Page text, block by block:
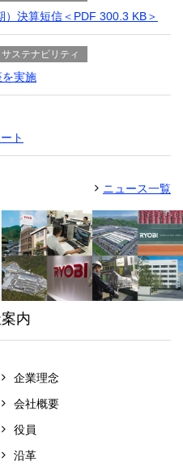
決算短信＜PDF 300.3 KB＞
サステナビリティ
実施
ト
ニュース一覧
内
企業理念
会社概要
役員
沿革